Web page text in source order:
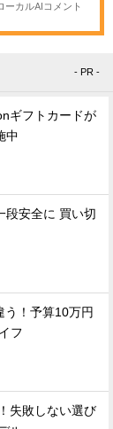
- PR -
ギフトカードが
中
段安全に 買い切
う！予算10万円
フ
失敗しない選び